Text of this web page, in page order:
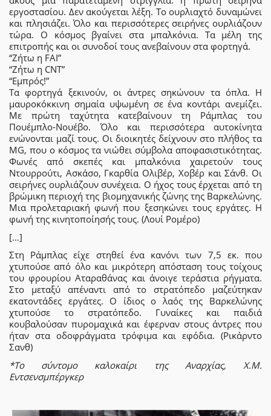
εργοστασίου. Δεν ακούγεται λέξη. Το ουρλιαχτό δυναμώνει
και πλησιάζει. Όλο και περισσότερες σειρήνες ουρλιάζουν
τώρα. Ο κόσμος βγαίνει στα μπαλκόνια. Τα μέλη της
επιτροπής και οι συνοδοί τους ανεβαίνουν στα φορτηγά.
“Ζήτω η FAI”
“Ζήτω η CNT”
“Εμπρός!”
Τα φορτηγά ξεκινούν, οι άντρες σηκώνουν τα όπλα. Η
μαυροκόκκινη σημαία υψωμένη σε ένα κοντάρι ανεμίζει.
Με πρώτη ταχύτητα κατεβαίνουν τη Ράμπλας του
Πουέμπλο-Νουέβο. Όλο και περισσότερα αυτοκίνητα
ενώνονται μαζί τους. Οι διοικητές δείχνουν στο πλήθος τα
MG, που ο κόσμος τα νιώθει σύμβολα αποφασιστικότητας.
Φωνές από σκεπές και μπαλκόνια χαιρετούν τους
Ντουρρούτι, Ασκάσο, Γκαρθία Ολιβέρ, Χοβέρ και Σάνθ. Οι
σειρήνες ουρλιάζουν συνέχεια. Ο ήχος τους έρχεται από τη
βρώμικη περιοχή της βιομηχανικής ζώνης της Βαρκελώνης.
Μια προλεταριακή φωνή που ξεσηκώνει τους εργάτες. Η
φωνή της κινητοποίησής τους. (Λουί Ρομέρο)
[…]
Στη Ράμπλας είχε στηθεί ένα κανόνι των 7,5 εκ. που
χτυπούσε από όλο και μικρότερη απόσταση τους τοίχους
του φρουρίου Αταραθάνας και άνοιγε τεράστια ρήγματα.
Στο μεταξύ απέναντι από το στρατόπεδο μαζεύτηκαν
εκατοντάδες εργάτες. Ο ίδιος ο λαός της Βαρκελώνης
χτυπούσε το στρατόπεδο. Γυναίκες και παιδιά
κουβαλούσαν πυρομαχικά και έφερναν στους άντρες που
ήταν στα οδοφράγματα τρόφιμα και εφόδια. (Ρικάρντο
Σανθ)
*Το σύντομο καλοκαίρι της Αναρχίας, Χ.Μ.
Εντσενσμπέργκερ